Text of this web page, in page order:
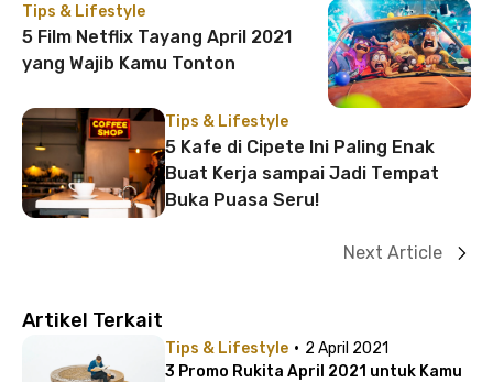
Tips & Lifestyle
5 Film Netflix Tayang April 2021
yang Wajib Kamu Tonton
Tips & Lifestyle
5 Kafe di Cipete Ini Paling Enak
Buat Kerja sampai Jadi Tempat
Buka Puasa Seru!
Next Article
Artikel Terkait
Tips & Lifestyle · 2 April 2021
3 Promo Rukita April 2021 untuk Kamu